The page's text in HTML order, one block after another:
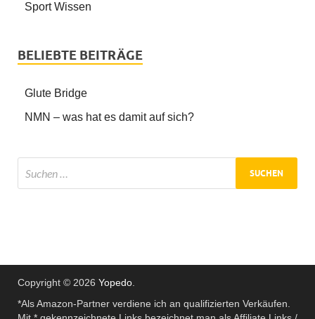
Sport Wissen
BELIEBTE BEITRÄGE
Glute Bridge
NMN – was hat es damit auf sich?
Copyright © 2026 Yopedo
*Als Amazon-Partner verdiene ich an qualifizierten Verkäufen.